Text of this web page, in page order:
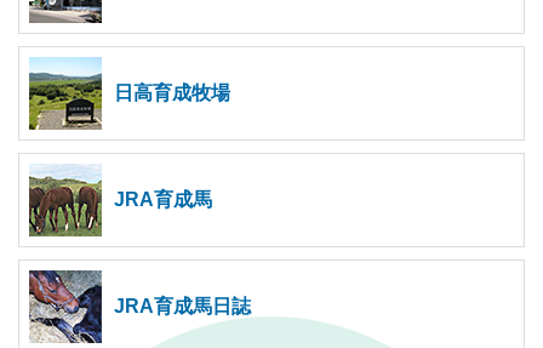
日高育成牧場
JRA育成馬
JRA育成馬日誌